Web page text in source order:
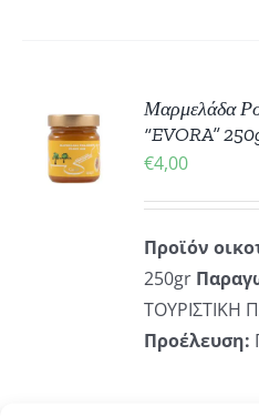
Μαρμελάδα
“EVORA”
€4,00
Προϊόν
250gr
ΤΟΥΡΙΣΤΙΚΗ
Προέλευση: